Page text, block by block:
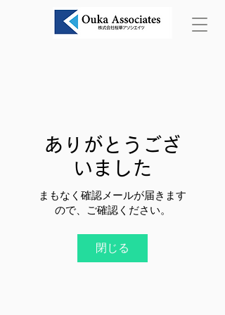
ありがとうござ
いました
まもなく確認メールが届きます
ので、ご確認ください。
閉じる